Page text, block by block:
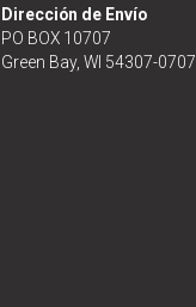
Dirección de Envío
PO BOX 10707
Green Bay, WI 54307-0707